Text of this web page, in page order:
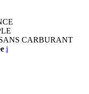
CARBURANT
i